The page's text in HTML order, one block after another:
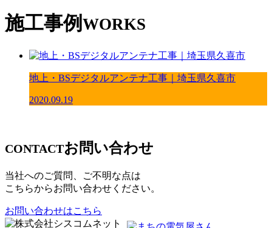
施工事例 WORKS
地上・BSデジタルアンテナ工事｜埼玉県久喜市
2020.09.19
CONTACTお問い合わせ
当社へのご質問、ご不明な点は
こちらからお問い合わせください。
お問い合わせはこちら